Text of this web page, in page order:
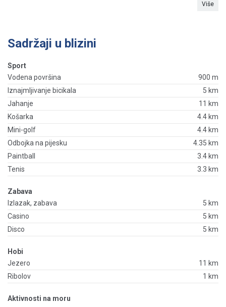
Više
Sadržaji u blizini
Sport
Vodena površina
900 m
Iznajmljivanje bicikala
5 km
Jahanje
11 km
Košarka
4.4 km
Mini-golf
4.4 km
Odbojka na pijesku
4.35 km
Paintball
3.4 km
Tenis
3.3 km
Zabava
Izlazak, zabava
5 km
Casino
5 km
Disco
5 km
Hobi
Jezero
11 km
Ribolov
1 km
Aktivnosti na moru